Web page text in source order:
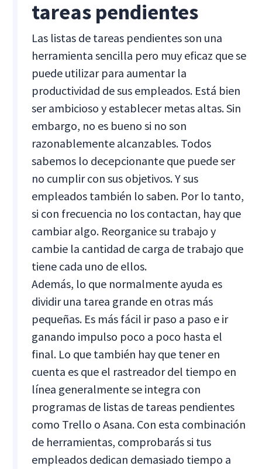
tareas pendientes
Las listas de tareas pendientes son una
herramienta sencilla pero muy eficaz que se
puede utilizar para aumentar la
productividad de sus empleados. Está bien
ser ambicioso y establecer metas altas. Sin
embargo, no es bueno si no son
razonablemente alcanzables. Todos
sabemos lo decepcionante que puede ser
no cumplir con sus objetivos. Y sus
empleados también lo saben. Por lo tanto,
si con frecuencia no los contactan, hay que
cambiar algo. Reorganice su trabajo y
cambie la cantidad de carga de trabajo que
tiene cada uno de ellos.
Además, lo que normalmente ayuda es
dividir una tarea grande en otras más
pequeñas. Es más fácil ir paso a paso e ir
ganando impulso poco a poco hasta el
final. Lo que también hay que tener en
cuenta es que el rastreador del tiempo en
línea generalmente se integra con
programas de listas de tareas pendientes
como Trello o Asana. Con esta combinación
de herramientas, comprobarás si tus
empleados dedican demasiado tiempo a